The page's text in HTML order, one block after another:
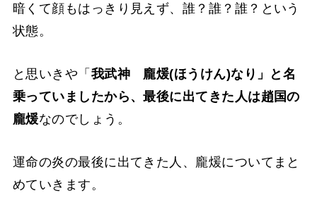
暗くて顔もはっきり見えず、誰？誰？誰？という
状態。
と思いきや「 我武神 龐煖(ほうけん)なり」と名
乗っていましたから、最後に出てきた人は趙国の
龐煖なのでしょう。
運命の炎の最後に出てきた人、龐煖についてまと
めていきます。